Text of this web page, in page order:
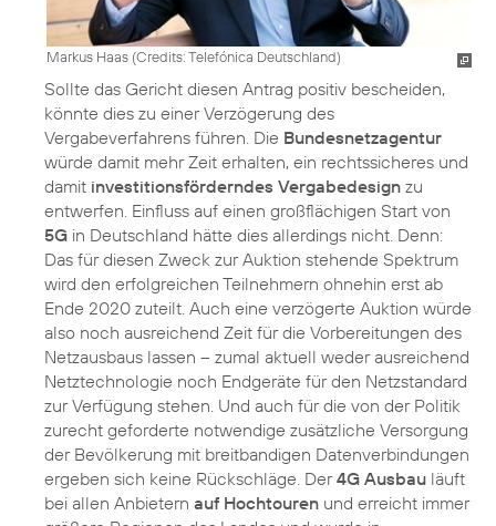
Markus Haas (Credits: Telefónica Deutschland)
Sollte das Gericht diesen Antrag positiv bescheiden,
könnte dies zu einer Verzögerung des
Vergabeverfahrens führen. Die Bundesnetzagentur
würde damit mehr Zeit erhalten, ein rechtssicheres und
damit investitionsförderndes Vergabedesign zu
entwerfen. Einfluss auf einen großflächigen Start von
5G in Deutschland hätte dies allerdings nicht. Denn:
Das für diesen Zweck zur Auktion stehende Spektrum
wird den erfolgreichen Teilnehmern ohnehin erst ab
Ende 2020 zuteilt. Auch eine verzögerte Auktion würde
also noch ausreichend Zeit für die Vorbereitungen des
Netzausbaus lassen – zumal aktuell weder ausreichend
Netztechnologie noch Endgeräte für den Netzstandard
zur Verfügung stehen. Und auch für die von der Politik
zurecht geforderte notwendige zusätzliche Versorgung
der Bevölkerung mit breitbandigen Datenverbindungen
ergeben sich keine Rückschläge. Der4G Ausbau läuft
bei allen Anbietern auf Hochtouren und erreicht immer